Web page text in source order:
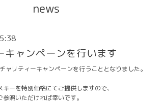
news
キャンペーンを行います
ャリティーキャンペーンを行うこととなりました。
ーを特別価格にてご提供しますので、
参照いただければ幸いです。